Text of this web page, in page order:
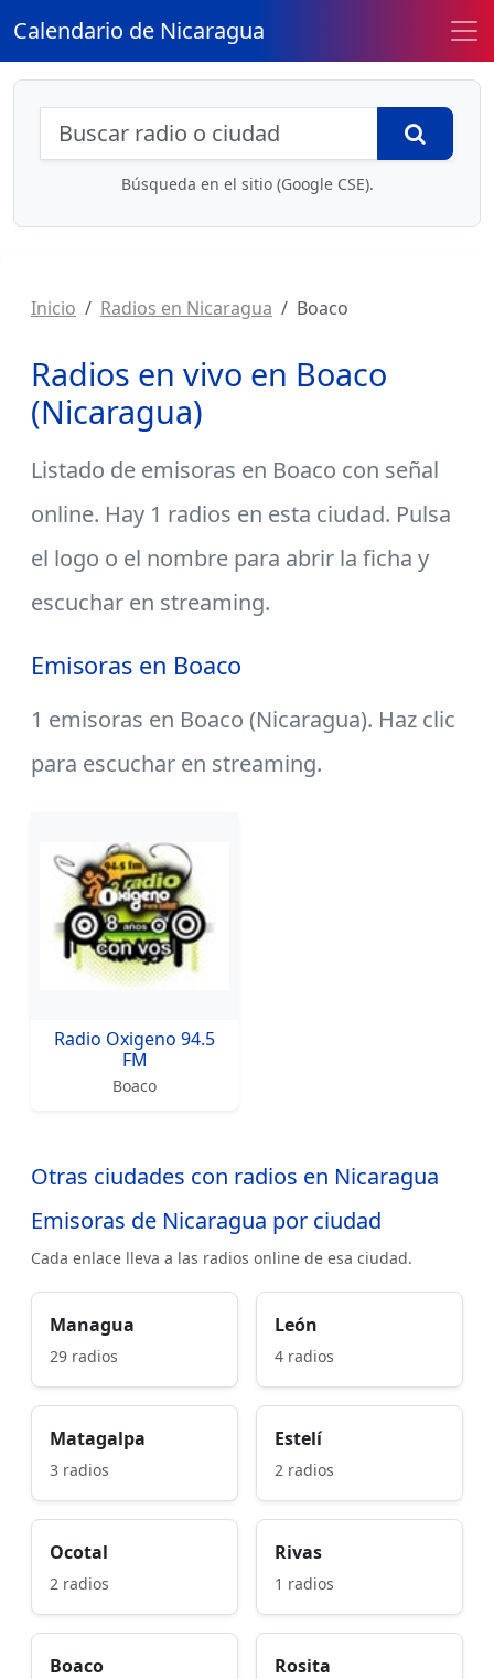
Calendario de Nicaragua
Búsqueda de radios y contenidos
Búsqueda en el sitio (Google CSE).
Inicio Radios en Nicaragua Boaco
Radios en vivo en Boaco
(Nicaragua)
Listado de emisoras en Boaco con señal
online. Hay 1 radios en esta ciudad. Pulsa
el logo o el nombre para abrir la ficha y
escuchar en streaming.
Emisoras en Boaco
1 emisoras en Boaco (Nicaragua). Haz clic
para escuchar en streaming.
Radio Oxigeno 94.5
FM
Boaco
Otras ciudades con radios en Nicaragua
Emisoras de Nicaragua por ciudad
Cada enlace lleva a las radios online de esa ciudad.
Managua
29 radios
León
4 radios
Matagalpa
3 radios
Estelí
2 radios
Ocotal
2 radios
Rivas
1 radios
Boaco Rosita